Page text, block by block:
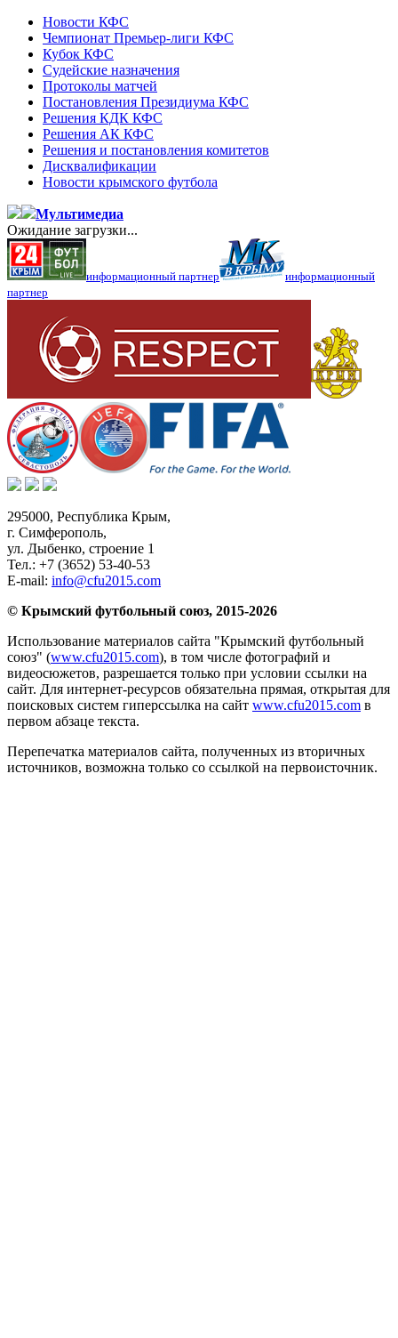
Новости КФС
Чемпионат Премьер-лиги КФС
Кубок КФС
Судейские назначения
Протоколы матчей
Постановления Президиума КФС
Решения КДК КФС
Решения АК КФС
Решения и постановления комитетов
Дисквалификации
Новости крымского футбола
Мультимедиа
Ожидание загрузки...
информационный партнер
информационный
партнер
295000, Республика Крым,
г. Симферополь,
ул. Дыбенко, строение 1
Тел.: +7 (3652) 53-40-53
E-mail: info@cfu2015.com
© Крымский футбольный союз, 2015-2026
Использование материалов сайта "Крымский футбольный
союз" (www.cfu2015.com), в том числе фотографий и
видеосюжетов, разрешается только при условии ссылки на
сайт. Для интернет-ресурсов обязательна прямая, открытая для
поисковых систем гиперссылка на сайт www.cfu2015.com в
первом абзаце текста.
Перепечатка материалов сайта, полученных из вторичных
источников, возможна только со ссылкой на первоисточник.